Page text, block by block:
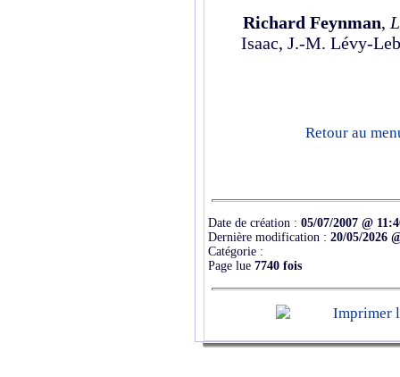
Richard Feynman,
Isaac, J.-M. Lévy-
Retour au
Date de création : 05/07/2007 @
Dernière modification : 20/05/2026
Catégorie :
Page lue 7740 fois